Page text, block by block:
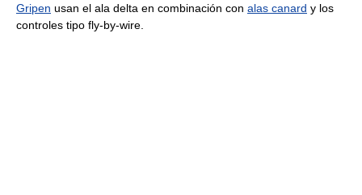
Gripen usan el ala delta en combinación con alas canard y los
controles tipo fly-by-wire.